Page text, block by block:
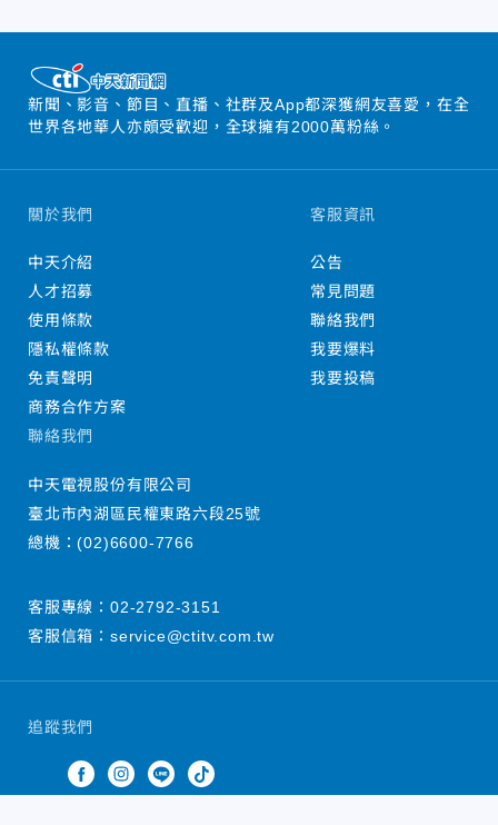
新聞、影音、節目、直播、社群及App都深獲網友喜愛，在全
世界各地華人亦頗受歡迎，全球擁有2000萬粉絲。
追蹤我們
關於我們
中天介紹
人才招募
使用條款
隱私權條款
免責聲明
商務合作方案
客服資訊
公告
常見問題
聯絡我們
我要爆料
我要投稿
聯絡我們
中天電視股份有限公司
臺北市內湖區民權東路六段25號
總機：(02)6600-7766
客服專線： 02-2792-3151
客服信箱： service@ctitv.com.tw